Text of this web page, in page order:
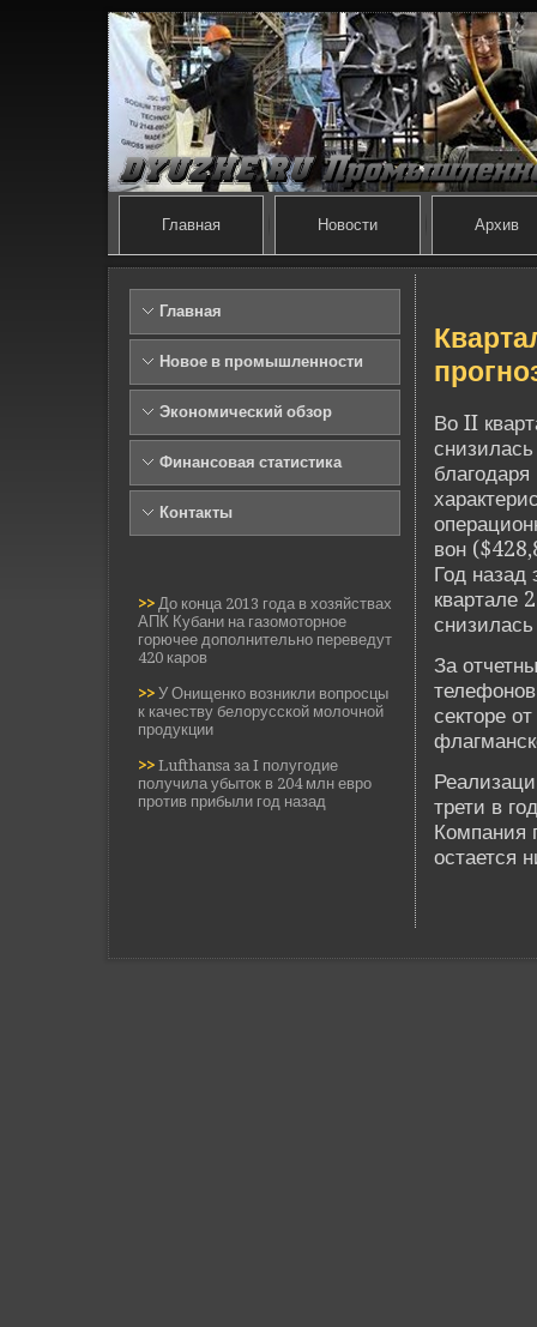
Главная Новости Архив
Главная
Новое в промышленности
Экономический обзор
Финансовая статистика
Контакты
>> До конца 2013 года в хозяйствах
АПК Кубани на газомоторное
горючее дополнительно переведут
420 каров
>> У Онищенко возникли вопросцы
к качеству белорусской молочной
продукции
>> Lufthansa за I полугодие
получила убыток в 204 млн евро
против прибыли год назад
Во II
вон
Год назад
квартале
За
секторе
трети в
Компания
остается